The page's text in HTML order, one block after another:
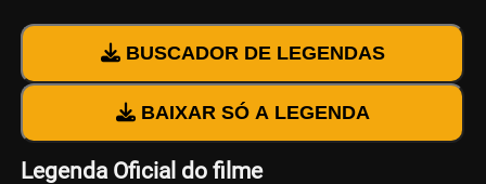
BUSCADOR DE LEGENDAS
BAIXAR SÓ A LEGENDA
Legenda Oficial do filme